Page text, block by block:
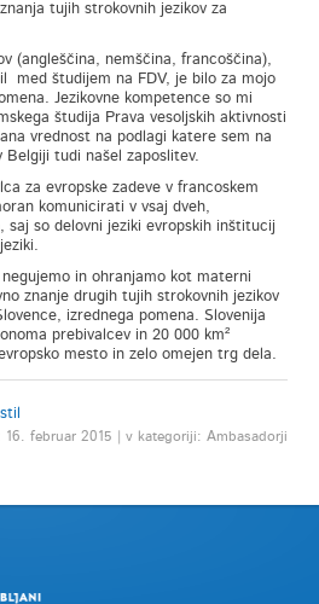
tujih strokovnih jezikov za
(angleščina, nemščina, francoščina),
med študijem na FDV, je bilo za mojo
Jezikovne kompetence so mi
študija Prava vesoljskih aktivnosti
vrednost na podlagi katere sem na
tudi našel zaposlitev.
za evropske zadeve v francoskem
komunicirati v vsaj dveh,
so delovni jeziki evropskih inštitucij
in ohranjamo kot materni
znanje drugih tujih strokovnih jezikov
izrednega pomena. Slovenija
prebivalcev in 20 000 km²
mesto in zelo omejen trg dela.
16. februar 2015 | v kategoriji: Ambasadorji